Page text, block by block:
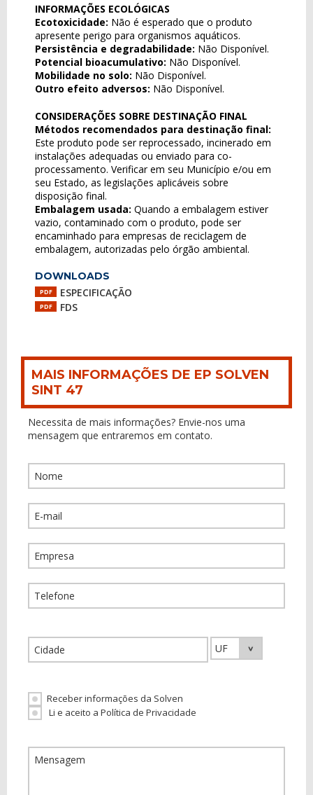
INFORMAÇÕES ECOLÓGICAS
Ecotoxicidade: Não é esperado que o produto
apresente perigo para organismos aquáticos.
Persistência e degradabilidade: Não Disponível.
Potencial bioacumulativo: Não Disponível.
Mobilidade no solo: Não Disponível.
Outro efeito adversos: Não Disponível.
CONSIDERAÇÕES SOBRE DESTINAÇÃO FINAL
Métodos recomendados para destinação final:
Este produto pode ser reprocessado, incinerado em
instalações adequadas ou enviado para co-
processamento. Verificar em seu Município e/ou em
seu Estado, as legislações aplicáveis sobre
disposição final.
Embalagem usada: Quando a embalagem estiver
vazio, contaminado com o produto, pode ser
encaminhado para empresas de reciclagem de
embalagem, autorizadas pelo órgão ambiental.
DOWNLOADS
PDF ESPECIFICAÇÃO
PDF FDS
MAIS INFORMAÇÕES DE EP SOLVEN
SINT 47
Necessita de mais informações? Envie-nos uma
mensagem que entraremos em contato.
Receber informações da Solven
Li e aceito a Política de Privacidade